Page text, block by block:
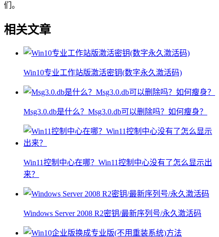
们。
相关文章
Win10专业工作站版激活密钥(数字永久激活码)
Msg3.0.db是什么？Msg3.0.db可以删除吗？如何瘦身？
Win11控制中心在哪？Win11控制中心没有了怎么显示出
来？
Windows Server 2008 R2密钥/最新序列号/永久激活码